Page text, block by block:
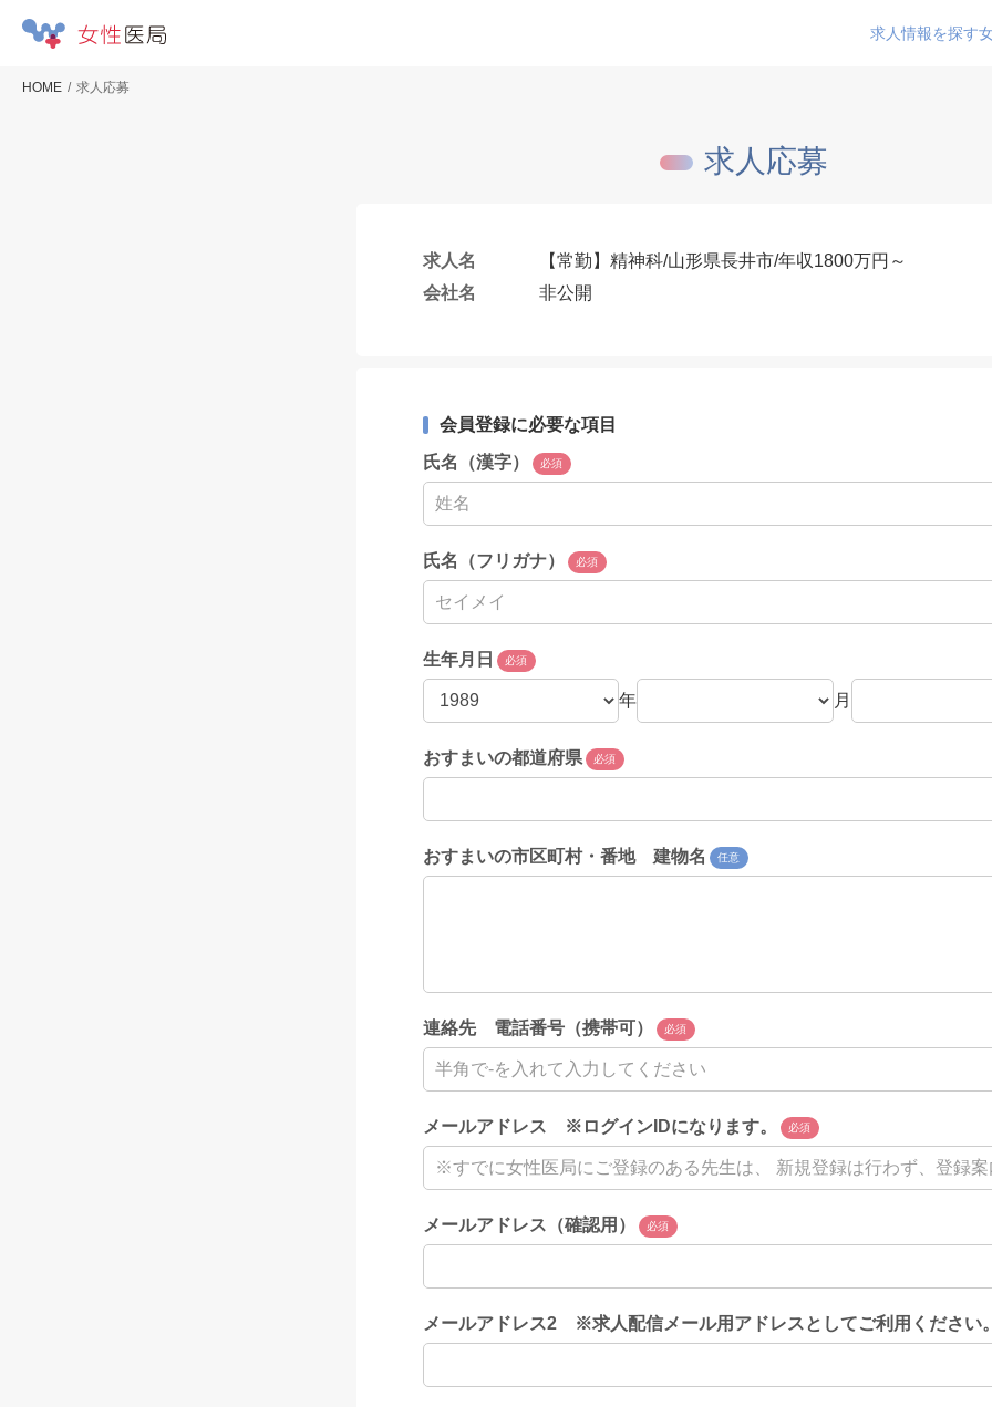
求人情報を探す
HOME 求人応募
求人応募
求人名
【常勤】精神科/山形県長井市/年収1800万円～
会社名
非公開
会員登録に必要な項目
氏名（漢字）
必須
氏名（フリガナ） 必須
生年月日 必須
年 月
おすまいの都道府県 必須
おすまいの市区町村・番地 建物名 任意
連絡先 電話番号（携帯可） 必須
メールアドレス ※ログインIDになります。 必須
メールアドレス（確認用） 必須
メールアドレス2 ※求人配信メール用アドレスとしてご利用ください